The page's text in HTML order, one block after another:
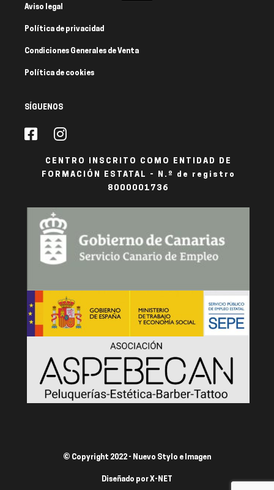
Aviso legal
Política de privacidad
Condiciones Generales de Venta
Política de cookies
SÍGUENOS
CENTRO INSCRITO COMO ENTIDAD DE
FORMACIÓN ESTATAL - N.º de registro
8000001736
© Copyright 2022 - Nuevo Stylo e Imagen
Diseñado porX-NET